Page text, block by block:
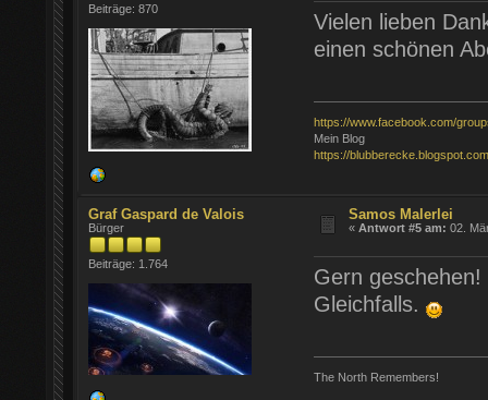
Beiträge: 870
Vielen lieben
einen schönen
https://www.facebook.com/
Mein Blog
https://
Graf Gaspard de Valois
Bürger
Beiträge: 1.764
Samos Malerlei
«Antwort #5 am: 02.
Gern geschehen!
Gleichfalls.
The North Remembers!